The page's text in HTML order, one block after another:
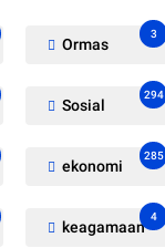
Ormas
3
Sosial
294
ekonomi
285
keagamaan
4